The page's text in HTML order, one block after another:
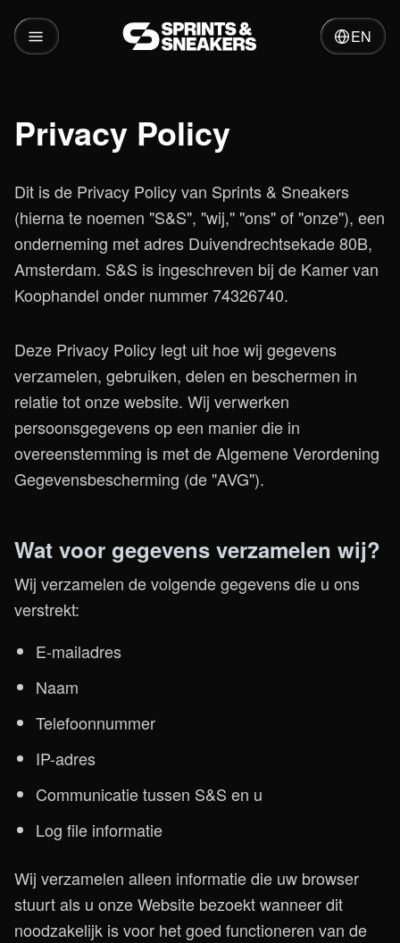
EN
Privacy Policy
Dit is de Privacy Policy van Sprints & Sneakers
(hierna te noemen "S&S", "wij," "ons" of "onze"), een
onderneming met adres Duivendrechtsekade 80B,
Amsterdam. S&S is ingeschreven bij de Kamer van
Koophandel onder nummer 74326740.
Deze Privacy Policy legt uit hoe wij gegevens
verzamelen, gebruiken, delen en beschermen in
relatie tot onze website. Wij verwerken
persoonsgegevens op een manier die in
overeenstemming is met de Algemene Verordening
Gegevensbescherming (de "AVG").
Wat voor gegevens verzamelen wij?
Wij verzamelen de volgende gegevens die u ons
verstrekt:
E-mailadres
Naam
Telefoonnummer
IP-adres
Communicatie tussen S&S en u
Log file informatie
Wij verzamelen alleen informatie die uw browser
stuurt als u onze Website bezoekt wanneer dit
noodzakelijk is voor het goed functioneren van de